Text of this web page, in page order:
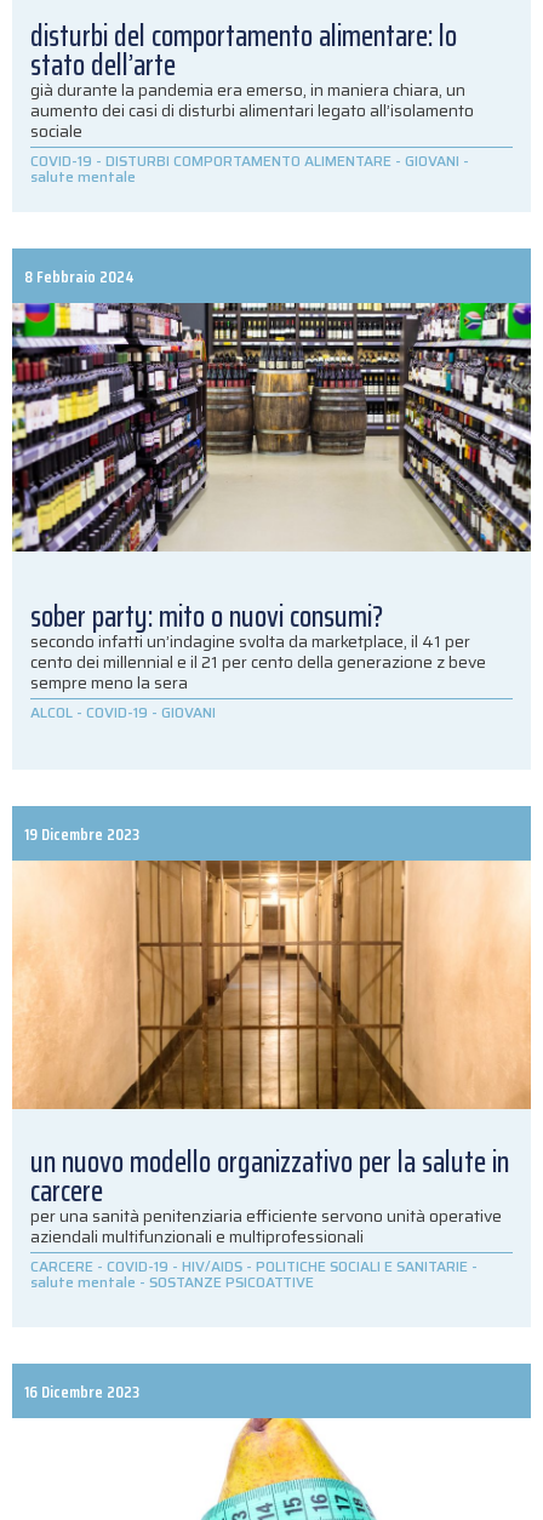
disturbi del comportamento alimentare: lo
stato dell’arte
già durante la pandemia era emerso, in maniera chiara, un
aumento dei casi di disturbi alimentari legato all’isolamento
sociale
COVID-19 - DISTURBI COMPORTAMENTO ALIMENTARE - GIOVANI -
salute mentale
8 Febbraio 2024
sober party: mito o nuovi consumi?
secondo infatti un’indagine svolta da marketplace, il 41 per
cento dei millennial e il 21 per cento della generazione z beve
sempre meno la sera
ALCOL - COVID-19 - GIOVANI
19 Dicembre 2023
un nuovo modello organizzativo per la salute in
carcere
per una sanità penitenziaria efficiente servono unità operative
aziendali multifunzionali e multiprofessionali
CARCERE - COVID-19 - HIV/AIDS - POLITICHE SOCIALI E SANITARIE -
salute mentale - SOSTANZE PSICOATTIVE
16 Dicembre 2023